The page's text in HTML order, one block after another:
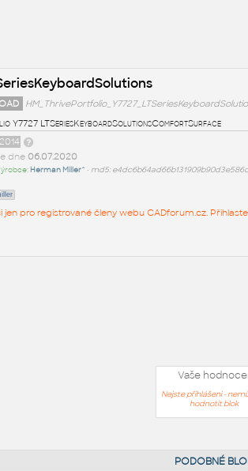
Y7727 LTSeriesKeyboardSolutionsComfortSurface
dne 06.07.2020
Herman Miller^ • md5:
jen pro registrované členy webu CADforum.cz.
Vaše
Nejste přihlášeni -
hodnotit blok